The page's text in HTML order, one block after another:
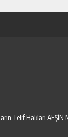
Telif Hakları